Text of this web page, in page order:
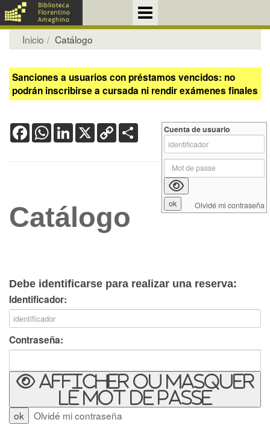
Inicio Catálogo
Sanciones a usuarios con préstamos vencidos: no
podrán inscribirse a cursada ni rendir exámenes finales
FacebookWhatsApp
LinkedIn
X Copy
Link
Catálogo
Debe identificarse para realizar una reserva:
Identificador:
Contraseña:
Afficher ou masquer
le mot de passe
Olvidé mi contraseña
Cuenta de usuario
Olvidé mi contraseña